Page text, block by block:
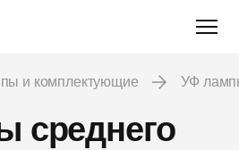
и комплектующие УФ
среднего